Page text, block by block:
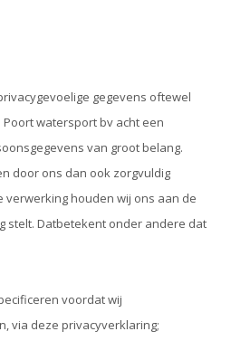
gegevens oftewel
watersport bv acht een
van groot belang.
door ons dan ook zorgvuldig
verwerking houden wij ons aan de
stelt. Datbetekent onder andere dat
voordat wij
via deze privacyverklaring;